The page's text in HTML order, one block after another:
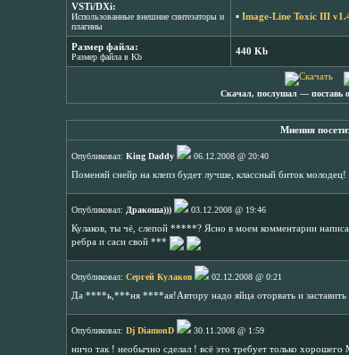
VSTi/DXi:
Использованные внешние синтезаторы и
плагины
▪ Image-Line Toxic III
Размер файла:
Размер файла в Kb
440 Kb
Скачал, послушал ― поставь
Мнения
Опубликовал: King Daddy
06.12.2008 @ 20:40
Поменяй снейр на клепз будет лучше, классный биток молодец!
Опубликовал: Дракоша)))
03.12.2008 @ 19:46
Кулаков, ты чё, слепой *****? Ясно в моем комментарии
ребра и саси свой ***
Опубликовал: Сергей Кулаков
02.12.2008 @ 0:21
Да ****ь,***ня ****ая!Автору надо яйца оторвать и
Опубликовал: Dj DiamonD
30.11.2008 @ 1:59
ничо так ! необычно сделал ! всё это требует только